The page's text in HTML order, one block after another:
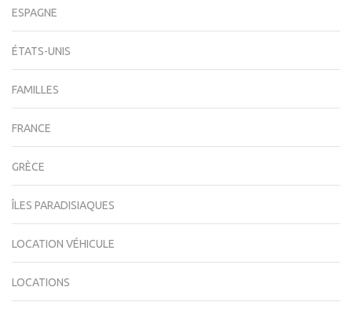
ESPAGNE
ÉTATS-UNIS
FAMILLES
FRANCE
GRÈCE
ÎLES PARADISIAQUES
LOCATION VÉHICULE
LOCATIONS